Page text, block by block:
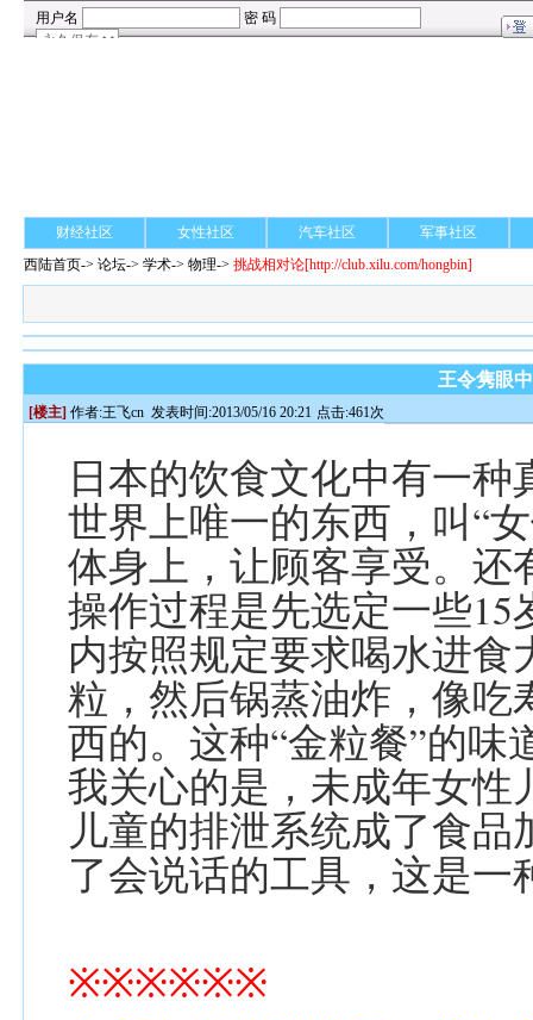
财经社区 女性社区 汽车社区
军事社区
西陆首页->论坛->学术-> 物理->挑战相对论[http://club.xilu.com/hongbin]
王令隽眼
[楼主] 作者:王飞cn 发表时间:2013/05/16 20:21 点击:461次
日本的饮食文化中有一
世界上唯一的东西，叫“
体身上，让顾客享受。还
操作过程是先选定一些
内按照规定要求喝水进
粒，然后锅蒸油炸，像吃
西的。这种“金粒餐”的
我关心的是，未成年女
儿童的排泄系统成了食
了会说话的工具，这是
※※※※※※